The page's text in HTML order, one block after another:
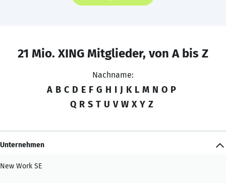
21 Mio. XING Mitglieder, von A bis Z
Nachname:
A B C D E F G H I J K L M N O P
Q R S T U V W X Y Z
Unternehmen
New Work SE